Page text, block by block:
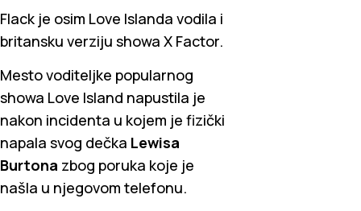
Flack je osim Love Islanda vodila i
britansku verziju showa X Factor.
Mesto voditeljke popularnog
showa Love Island napustila je
nakon incidenta u kojem je fizički
napala svog dečka Lewisa
Burtona zbog poruka koje je
našla u njegovom telefonu.